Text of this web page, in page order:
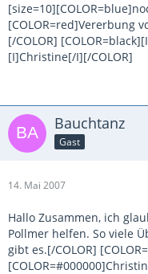
[COLOR=red]Vererbung
[/COLOR]
[I]Christine[/I][/COLOR]
Bauchtanz
Gast
14. Mai 2007
Hallo Zusammen, ich
Pollmer helfen. So viele
gibt es.[/COLOR]